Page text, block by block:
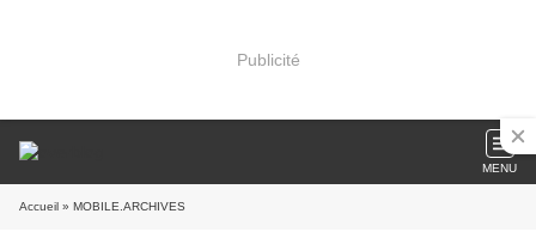
Publicité
MENU
Accueil » MOBILE.ARCHIVES